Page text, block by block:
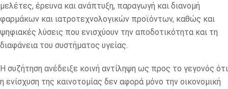
μελέτες, έρευνα και ανάπτυξη, παραγωγή και διανομή
φαρμάκων και ιατροτεχνολογικών προϊόντων, καθώς και
ψηφιακές λύσεις που ενισχύουν την αποδοτικότητα και τη
διαφάνεια του συστήματος υγείας.
Η συζήτηση ανέδειξε κοινή αντίληψη ως προς το γεγονός ότι
η ενίσχυση της καινοτομίας δεν αφορά μόνο την οικονομική